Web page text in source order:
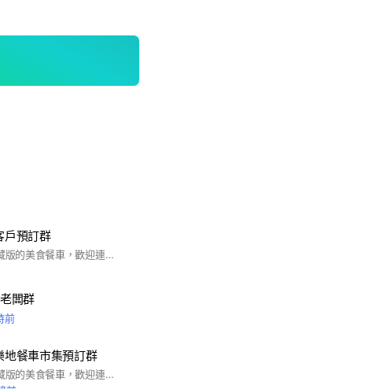
戶預訂群
🌈這裡有很多隱藏版的美食餐車，歡迎連結🔗追蹤預訂。每週都會預告下週出席的餐車以及行程。🥰 ⚠️木柵忠順廟預訂社團版規⚠️ 1.開放兩天前記事本上架接受預訂。 2.嚴禁討論與木柵忠順廟餐車無關的話題，警告三次將剔除社群。 3.營業時段盡量保持版面乾淨，尊重現場的朋友及營業中的訂餐權益。 4.嚴禁製造對立以及挑起傷害仇恨言語，違者直接剔除。 5.預訂餐點逾時未能取餐，敬請務必告知餐車延後或是取消，切勿輕易棄單！重大棄單者直接剔除。 以上 如有未說明的部分，未來將再增刪修改。
闆群
前
地餐車市集預訂群
🌈這裡有很多隱藏版的美食餐車，歡迎連結🔗追蹤預訂。每週都會預告下週出席的餐車以及行程。🥰 ⚠️名軒海樂地預訂社團版規⚠️ 1.開放兩天前記事本上架接受預訂。 2.嚴禁討論與名軒海樂地餐車無關的話題，警告三次將剔除社團。 3.營業時段盡量保持版面乾淨，尊重現場朋友及營業中的餐車權益。 4.嚴禁製造對立以及挑起傷害仇恨言語，違者直接剔除。 5.預訂餐點逾時未能取餐，敬請務必告知餐車延後或是取消，切勿輕易棄單！重大棄單者直接剔除。 6.真的美味好吃，敬請不吝分享與大家嘗試體驗！有缺失也請不吝指導賜教，我們才能更加改良進步。